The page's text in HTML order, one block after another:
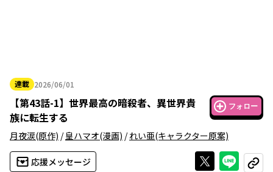
連載 2026/06/01
2026年06月01日
【第43話-1】 世界最高の暗殺者、異世界貴
族に転生する
フォロー
月夜涙(原作) /皇ハマオ(漫画) /れい亜(キャラクター原案)
応援メッセージ Xで投稿する
ライン
コピー